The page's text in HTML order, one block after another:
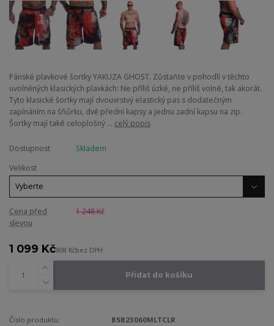
Pánské plavkové šortky YAKUZA GHOST. Zůstaňte v pohodlí v těchto
uvolněných klasických plavkách: Ne příliš úzké, ne příliš volné, tak akorát.
Tyto klasické šortky mají dvouvrstvý elastický pas s dodatečným
zapínáním na šňůrku, dvě přední kapsy a jednu zadní kapsu na zip.
Šortky mají také celoplošný ... celý popis
Dostupnost
Skladem
Velikost
Cena před
slevou
1 248 Kč
1 099 Kč908 Kčbez DPH
Přidat do košíku
Číslo produktu:
BSB23060MLTCLR